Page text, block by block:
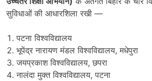
सुविधाओं की आधारशिला रखी —
पटना विश्वविद्यालय
भूपेंद्र नारायण मंडल विश्वविद्यालय, मधेपुरा
जयप्रकाश विश्वविद्यालय, छपरा
नालंदा मुक्त विश्वविद्यालय, पटना